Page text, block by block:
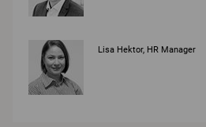
Lisa Hektor, HR Manager